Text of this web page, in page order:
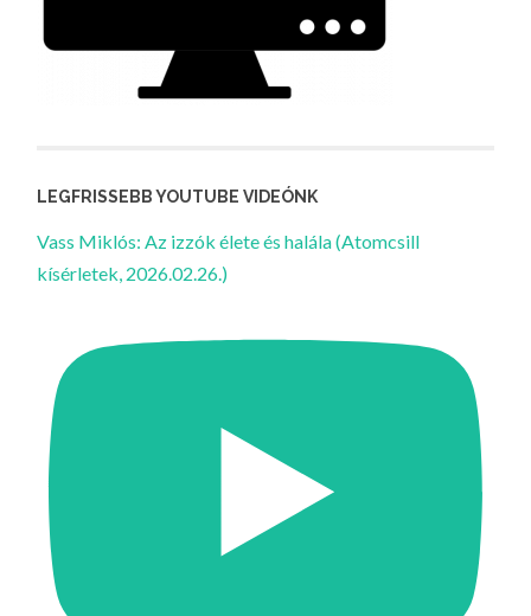
LEGFRISSEBB YOUTUBE VIDEÓNK
Vass Miklós: Az izzók élete és halála (Atomcsill
kísérletek, 2026.02.26.)